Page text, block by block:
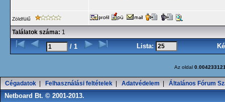
Zöldfülű
Találatok száma: 1
/ 1 Lista:
Az oldal
Cégadatok Felhasználási feltételek Adatvédelem Általános Fórum
Netboard Bt. © 2001-2013.